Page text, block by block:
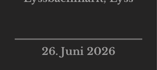
26. Juni 2026